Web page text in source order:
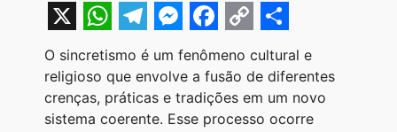
X W
h
a
T
e
l
M
e
s
F
a
c
C
o
p
S
h
a
O sincretismo é um fenômeno cultural e
religioso que envolve a fusão de diferentes
crenças, práticas e tradições em um novo
sistema coerente. Esse processo ocorre